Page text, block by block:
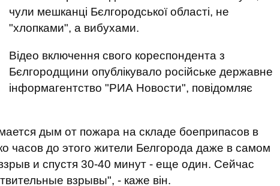
чули мешканці Бєлгородської області, не
"хлопками", а вибухами.
Відео включення свого кореспондента з
Бєлгородщини опублікувало російське державне
інформагентство "РИА Новости", повідомляє
дым от пожара на складе боеприпасов в
часов до этого жители Белгорода даже в самом
и спустя 30-40 минут - еще один. Сейчас
взрывы", - каже він.